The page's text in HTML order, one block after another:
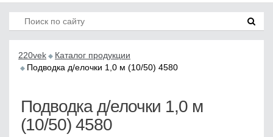
220vek
Каталог продукции
Подводка д/елочки 1,0 м (10/50) 4580
Подводка д/елочки 1,0 м
(10/50) 4580